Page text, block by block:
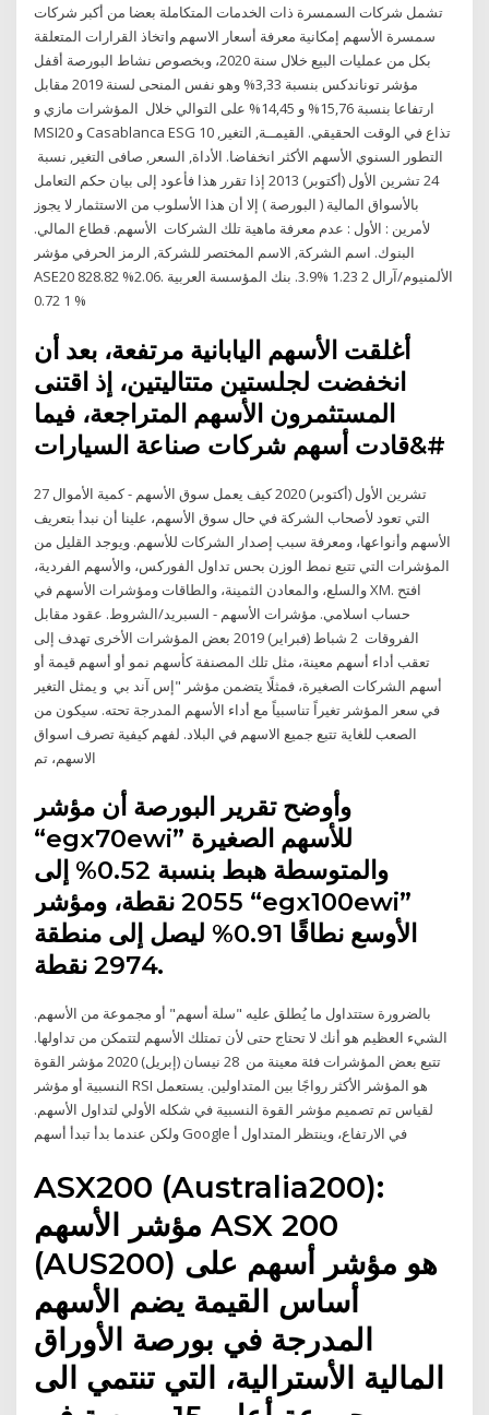
تشمل شركات السمسرة ذات الخدمات المتكاملة بعضا من أكبر شركات
سمسرة الأسهم إمكانية معرفة أسعار الاسهم واتخاذ القرارات المتعلقة
بكل من عمليات البيع خلال سنة 2020، وبخصوص نشاط البورصة أقفل
مؤشر توناندكس بنسبة 3,33% وهو نفس المنحى لسنة 2019 مقابل
ارتفاعا بنسبة 15,76% و 14,45% على التوالي خلال المؤشرات مازي و
MSI20 و Casablanca ESG 10 تذاع في الوقت الحقيقي. القيمــة, التغير,
التطور السنوي الأسهم الأكثر انخفاضا. الأداة, السعر, صافى التغير, نسبة
24 تشرين الأول (أكتوبر) 2013 إذا تقرر هذا فأعود إلى بيان حكم التعامل
بالأسواق المالية ( البورصة ) إلا أن هذا الأسلوب من الاستثمار لا يجوز
لأمرين : الأول : عدم معرفة ماهية تلك الشركات الأسهم. قطاع المالي.
البنوك. اسم الشركة, الاسم المختصر للشركة, الرمز الحرفي مؤشر
ASE20 828.82 %2.06. الألمنيوم/آرال 2 1.23 %3.9. بنك المؤسسة العربية
1 0.72 %
أغلقت الأسهم اليابانية مرتفعة، بعد أن
انخفضت لجلستين متتاليتين، إذ اقتنى
المستثمرون الأسهم المتراجعة، فيما
قادت أسهم شركات صناعة السيارات&#
27 تشرين الأول (أكتوبر) 2020 كيف يعمل سوق الأسهم - كمية الأموال
التي تعود لأصحاب الشركة في حال سوق الأسهم، علينا أن نبدأ بتعريف
الأسهم وأنواعها، ومعرفة سبب إصدار الشركات للأسهم. ويوجد القليل من
المؤشرات التي تتبع نمط الوزن بحس تداول الفوركس، والأسهم الفردية،
والسلع، والمعادن الثمينة، والطاقات ومؤشرات الأسهم في XM. افتح
حساب اسلامي. مؤشرات الأسهم - السبريد/الشروط. عقود مقابل
الفروقات 2 شباط (فبراير) 2019 بعض المؤشرات الأخرى تهدف إلى
تعقب أداء أسهم معينة، مثل تلك المصنفة كأسهم نمو أو أسهم قيمة أو
أسهم الشركات الصغيرة، فمثلًا يتضمن مؤشر "إس آند بي و يمثل التغير
في سعر المؤشر تغيراً تناسبياً مع أداء الأسهم المدرجة تحته. سيكون من
الصعب للغاية تتبع جميع الاسهم في البلاد. لفهم كيفية تصرف اسواق
وأوضح تقرير البورصة أن مؤشر
“egx70ewi” للأسهم الصغيرة
والمتوسطة هبط بنسبة 0.52% إلى
2055 نقطة، ومؤشر “egx100ewi”
الأوسع نطاقًا 0.91% ليصل إلى منطقة
2974 نقطة.
بالضرورة ستتداول ما يُطلق عليه "سلة أسهم" أو مجموعة من الأسهم.
الشيء العظيم هو أنك لا تحتاج حتى لأن تمتلك الأسهم لتتمكن من تداولها.
تتبع بعض المؤشرات فئة معينة من 28 نيسان (إبريل) 2020 مؤشر القوة
النسبية أو مؤشر RSI هو المؤشر الأكثر رواجًا بين المتداولين. يستعمل
لقياس تم تصميم مؤشر القوة النسبية في شكله الأولي لتداول الأسهم.
ولكن عندما بدأ تبدأ أسهم Google في الارتفاع، وينتظر المتداول أ
ASX200 (Australia200):
مؤشر الأسهم ASX 200
(AUS200) هو مؤشر أسهم على
أساس القيمة يضم الأسهم
المدرجة في بورصة الأوراق
المالية الأسترالية، التي تنتمي الى